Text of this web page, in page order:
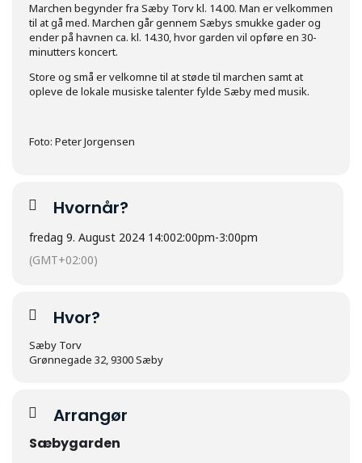
Marchen begynder fra Sæby Torv kl. 14.00. Man er velkommen
til at gå med. Marchen går gennem Sæbys smukke gader og
ender på havnen ca. kl. 14.30, hvor garden vil opføre en 30-
minutters koncert.
Store og små er velkomne til at støde til marchen samt at
opleve de lokale musiske talenter fylde Sæby med musik.
Foto: Peter Jorgensen
Hvornår?
fredag 9. August 2024 14:002:00pm-3:00pm
(GMT+02:00)
Hvor?
Sæby Torv
Grønnegade 32, 9300 Sæby
Arrangør
Sæbygarden